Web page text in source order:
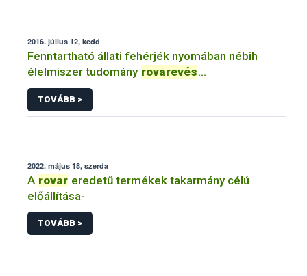
2016. július 12, kedd
Fenntartható állati fehérjék nyomában nébih
élelmiszer tudomány rovarevés
rovarfogyasztás
TOVÁBB >
2022. május 18, szerda
A rovar eredetű termékek takarmány célú
előállítása-
TOVÁBB >